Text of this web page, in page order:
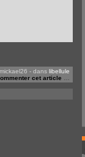
- dans libellule
cet article